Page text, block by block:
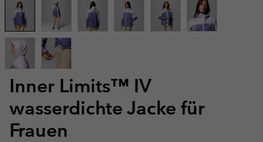
Inner Limits™ IV
wasserdichte Jacke für
Frauen